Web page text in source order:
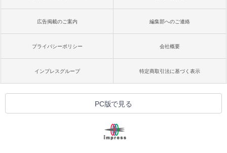
広告掲載のご案内 編集部へのご連絡
プライバシーポリシー 会社概要
インプレスグループ 特定商取引法に基づく表示
PC版で見る